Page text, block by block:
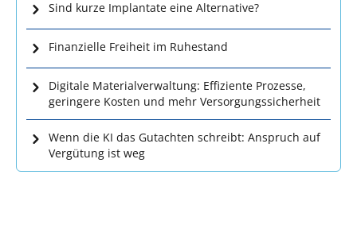
Sind kurze Implantate eine Alternative?
Finanzielle Freiheit im Ruhestand
Digitale Materialverwaltung: Effiziente Prozesse,
geringere Kosten und mehr Versorgungssicherheit
Wenn die KI das Gutachten schreibt: Anspruch auf
Vergütung ist weg